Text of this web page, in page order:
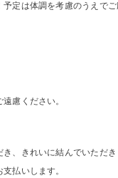
予定は体調を考慮のうえで
慮ください。
き、きれいに結んでいただ
払いします。